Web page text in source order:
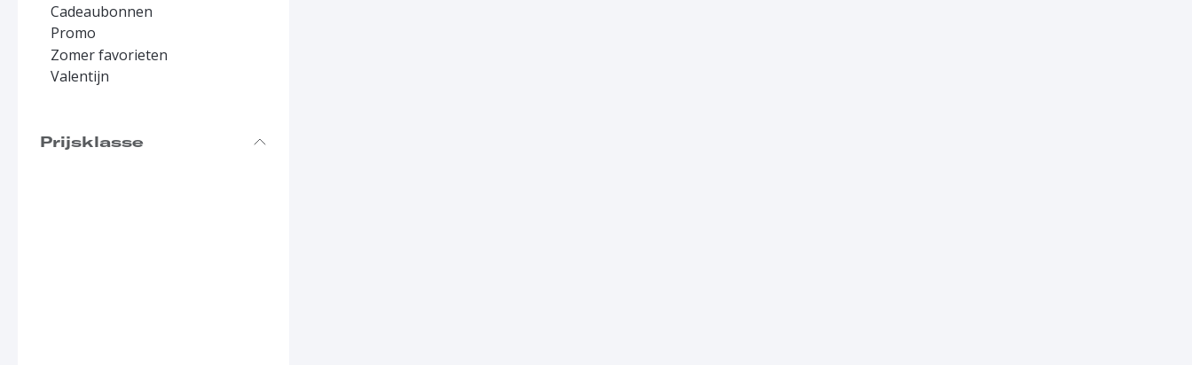
Cadeaubonnen
Promo
Zomer favorieten
Valentijn
Prijsklasse